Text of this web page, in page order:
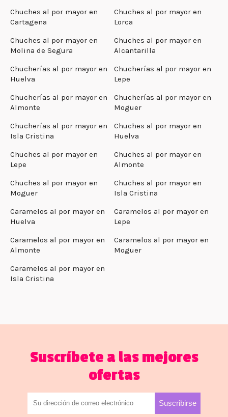
Chuches al por mayor en
Cartagena
Chuches al por mayor en
Lorca
Chuches al por mayor en
Molina de Segura
Chuches al por mayor en
Alcantarilla
Chucherías al por mayor en
Huelva
Chucherías al por mayor en
Lepe
Chucherías al por mayor en
Almonte
Chucherías al por mayor en
Moguer
Chucherías al por mayor en
Isla Cristina
Chuches al por mayor en
Huelva
Chuches al por mayor en
Lepe
Chuches al por mayor en
Almonte
Chuches al por mayor en
Moguer
Chuches al por mayor en
Isla Cristina
Caramelos al por mayor en
Huelva
Caramelos al por mayor en
Lepe
Caramelos al por mayor en
Almonte
Caramelos al por mayor en
Moguer
Caramelos al por mayor en
Isla Cristina
Suscríbete a las mejores
ofertas